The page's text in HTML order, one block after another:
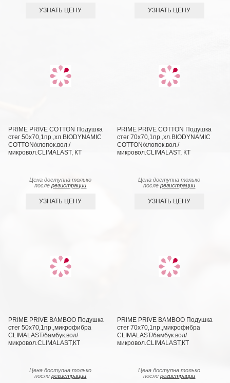
УЗНАТЬ ЦЕНУ УЗНАТЬ ЦЕНУ
PRIME PRIVE COTTON Подушка
стег 50х70,1пр.,хл.BIODYNAMIC
COTTON/хлопок.вол./
микровол.CLIMALAST, КТ
Цена доступна только
послерегистрации
УЗНАТЬ ЦЕНУ
PRIME PRIVE COTTON Подушка
стег 70х70,1пр.,хл.BIODYNAMIC
COTTON/хлопок.вол./
микровол.CLIMALAST, КТ
Цена доступна только
послерегистрации
УЗНАТЬ ЦЕНУ
PRIME PRIVE BAMBOO Подушка
стег 50х70,1пр.,микрофибра
CLIMALAST/бамбук.вол/
микровол.CLIMALAST,КТ
Цена доступна только
послерегистрации
PRIME PRIVE BAMBOO Подушка
стег 70х70,1пр.,микрофибра
CLIMALAST/бамбук.вол/
микровол.CLIMALAST,КТ
Цена доступна только
послерегистрации